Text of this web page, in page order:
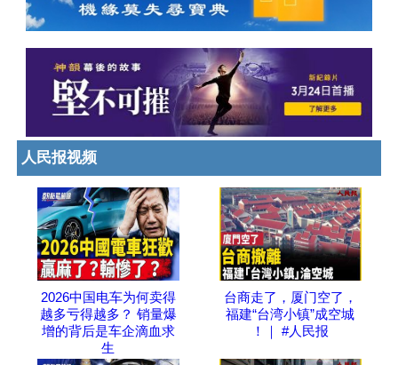
人民报视频
2026中国电车为何卖得
越多亏得越多？ 销量爆
增的背后是车企滴血求
生
台商走了，厦门空了，
福建“台湾小镇”成空城
！｜ #人民报